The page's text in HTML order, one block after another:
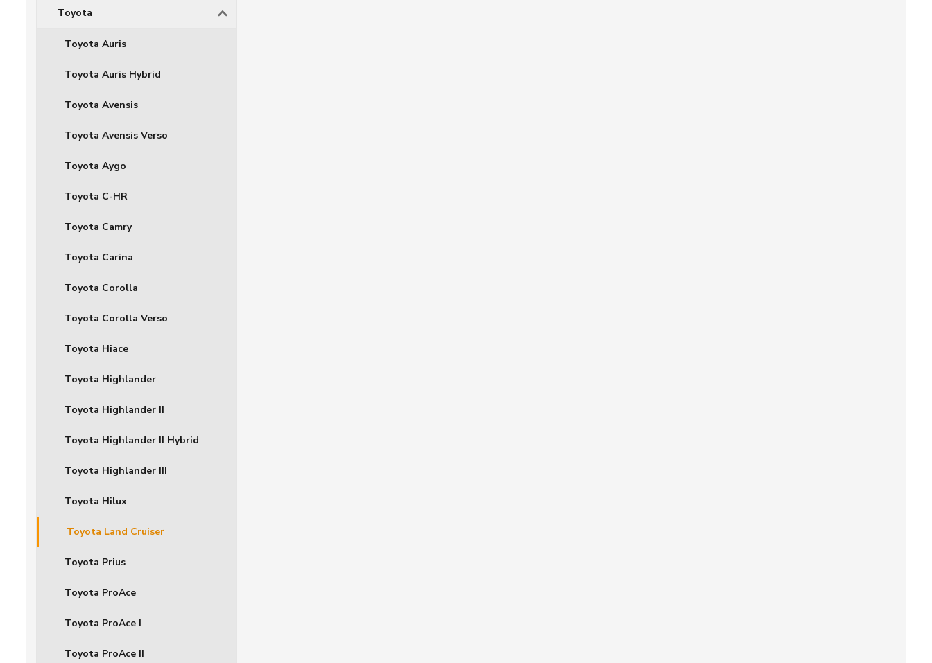
Toyota
Toyota Auris
Toyota Auris Hybrid
Toyota Avensis
Toyota Avensis Verso
Toyota Aygo
Toyota C-HR
Toyota Camry
Toyota Carina
Toyota Corolla
Toyota Corolla Verso
Toyota Hiace
Toyota Highlander
Toyota Highlander II
Toyota Highlander II Hybrid
Toyota Highlander III
Toyota Hilux
Toyota Land Cruiser
Toyota Prius
Toyota ProAce
Toyota ProAce I
Toyota ProAce II